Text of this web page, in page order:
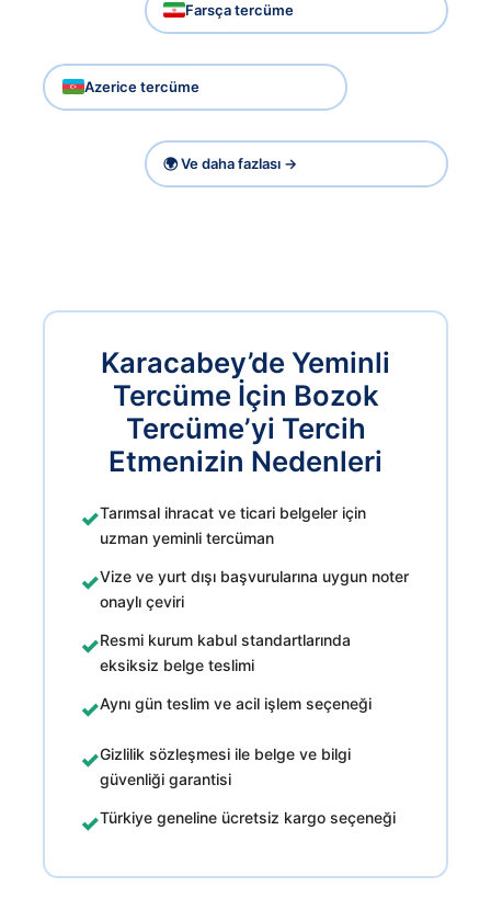
Farsça tercüme
Azerice tercüme
🌍 Ve daha fazlası →
Karacabey’de Yeminli
Tercüme İçin Bozok
Tercüme’yi Tercih
Etmenizin Nedenleri
✓Tarımsal ihracat ve ticari belgeler için
uzman yeminli tercüman
✓Vize ve yurt dışı başvurularına uygun noter
onaylı çeviri
✓Resmi kurum kabul standartlarında
eksiksiz belge teslimi
✓Aynı gün teslim ve acil işlem seçeneği
✓Gizlilik sözleşmesi ile belge ve bilgi
güvenliği garantisi
✓Türkiye geneline ücretsiz kargo seçeneği